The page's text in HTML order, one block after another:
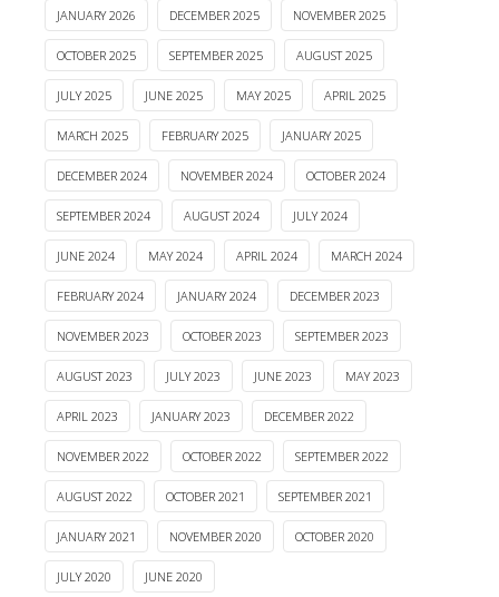
JANUARY 2026 DECEMBER 2025 NOVEMBER 2025
OCTOBER 2025 SEPTEMBER 2025 AUGUST 2025
JULY 2025 JUNE 2025 MAY 2025 APRIL 2025
MARCH 2025 FEBRUARY 2025 JANUARY 2025
DECEMBER 2024 NOVEMBER 2024 OCTOBER 2024
SEPTEMBER 2024 AUGUST 2024 JULY 2024
JUNE 2024 MAY 2024 APRIL 2024 MARCH 2024
FEBRUARY 2024 JANUARY 2024 DECEMBER 2023
NOVEMBER 2023 OCTOBER 2023 SEPTEMBER 2023
AUGUST 2023 JULY 2023 JUNE 2023 MAY 2023
APRIL 2023 JANUARY 2023 DECEMBER 2022
NOVEMBER 2022 OCTOBER 2022 SEPTEMBER 2022
AUGUST 2022 OCTOBER 2021 SEPTEMBER 2021
JANUARY 2021 NOVEMBER 2020 OCTOBER 2020
JULY 2020 JUNE 2020